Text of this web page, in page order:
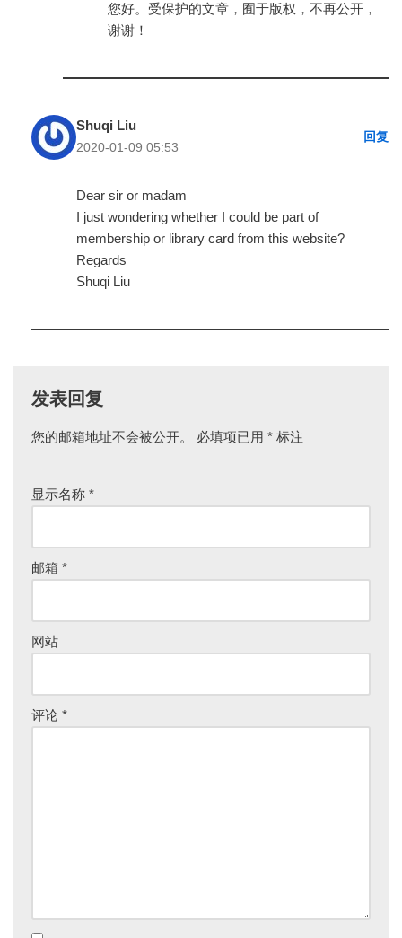
您好。受保护的文章，囿于版权，不再公开，
谢谢！
Shuqi Liu
2020-01-09 05:53
回复
Dear sir or madam
I just wondering whether I could be part of
membership or library card from this website?
Regards
Shuqi Liu
发表回复
您的邮箱地址不会被公开。 必填项已用 * 标注
显示名称 *
邮箱 *
网站
评论 *